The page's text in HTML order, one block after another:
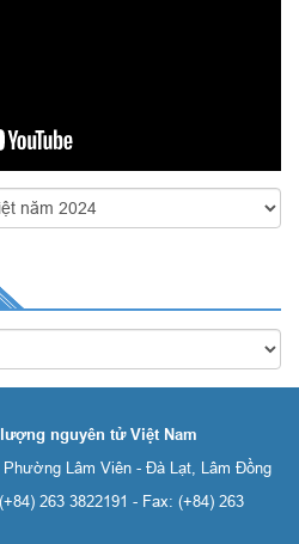
nguyên tử Việt Nam
Lâm Viên - Đà Lạt, Lâm Đồng
263 3822191 - Fax: (+84) 263